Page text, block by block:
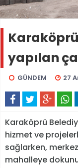
yapılan
GÜNDEM 27
Karaköprü
hizmet ve
sağlarken,
mahalleye